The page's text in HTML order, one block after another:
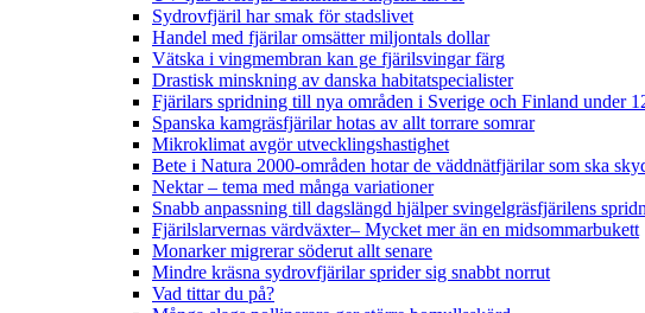
Sydrovfjäril har smak för stadslivet
Handel med fjärilar omsätter miljontals dollar
Vätska i vingmembran kan ge fjärilsvingar färg
Drastisk minskning av danska habitatspecialister
Fjärilars spridning till nya områden i Sverige och Finland under
Spanska kamgräsfjärilar hotas av allt torrare somrar
Mikroklimat avgör utvecklingshastighet
Bete i Natura 2000-områden hotar de väddnätfjärilar som ska
Nektar – tema med många variationer
Snabb anpassning till dagslängd hjälper svingelgräsfjärilens
Fjärilslarvernas värdväxter– Mycket mer än en midsommarbukett
Monarker migrerar söderut allt senare
Mindre kräsna sydrovfjärilar sprider sig snabbt norrut
Vad tittar du på?